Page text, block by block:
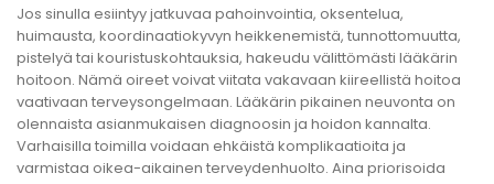
Jos sinulla esiintyy jatkuvaa pahoinvointia, oksentelua,
huimausta, koordinaatiokyvyn heikkenemistä, tunnottomuutta,
pistelyä tai kouristuskohtauksia, hakeudu välittömästi lääkärin
hoitoon. Nämä oireet voivat viitata vakavaan kiireellistä hoitoa
vaativaan terveysongelmaan. Lääkärin pikainen neuvonta on
olennaista asianmukaisen diagnoosin ja hoidon kannalta.
Varhaisilla toimilla voidaan ehkäistä komplikaatioita ja
varmistaa oikea-aikainen terveydenhuolto. Aina priorisoida